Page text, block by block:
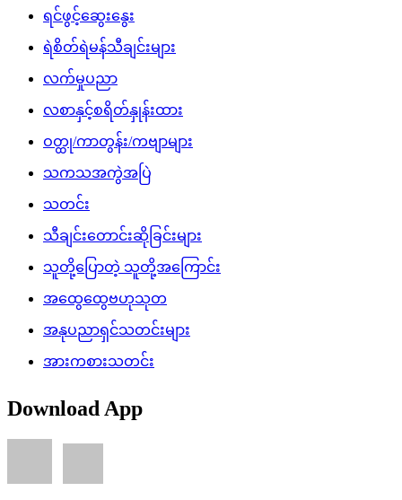
ရင်ဖွင့်ဆွေးနွေး
ရဲစိတ်ရဲမန်သီချင်းများ
လက်မှုပညာ
လစာနှင့်စရိတ်နှုန်းထား
ဝတ္ထု/ကာတွန်း/ကဗျာများ
သကသအကွဲအပြဲ
သတင်း
သီချင်းတောင်းဆိုခြင်းများ
သူတို့ပြောတဲ့ သူတို့အကြောင်း
အထွေထွေဗဟုသုတ
အနုပညာရှင်သတင်းများ
အားကစားသတင်း
Download App